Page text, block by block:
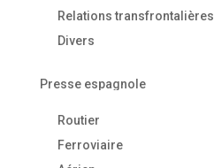
Relations transfrontalières
Divers
Presse espagnole
Routier
Ferroviaire